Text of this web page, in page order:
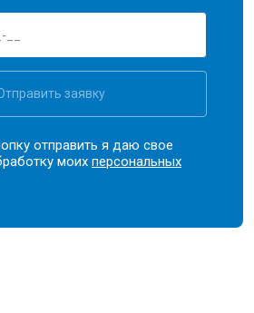
заявку
отправить я даю свое
моихперсональных